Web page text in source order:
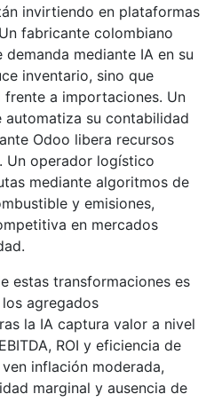
invirtiendo en plataformas
fabricante colombiano
mediante IA en su
inventario, sino que
a importaciones. Un
su contabilidad
Odoo libera recursos
Un operador logístico
mediante algoritmos de
y emisiones,
en mercados
estas transformaciones es
agregados
la IA captura valor a nivel
ROI y eficiencia de
inflación moderada,
marginal y ausencia de